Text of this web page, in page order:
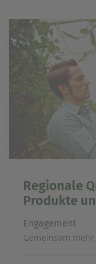
Regionale
Produkte
Engagement
Gemeinsam